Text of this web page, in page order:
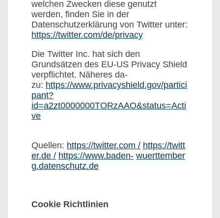
welchen Zwecken diese genutzt
werden, finden Sie in der
Datenschutzerklärung von Twitter unter:
https://twitter.com/de/privacy
Die Twitter Inc. hat sich den
Grundsätzen des EU-US Privacy Shield
verpflichtet. Näheres da-
zu: https://www.privacyshield.gov/partici
pant?
id=a2zt0000000TORzAAO&status=Acti
ve
Quellen: https://twitter.com / https://twitt
er.de / https://www.baden- wuerttember
g.datenschutz.de
Cookie Richtlinien